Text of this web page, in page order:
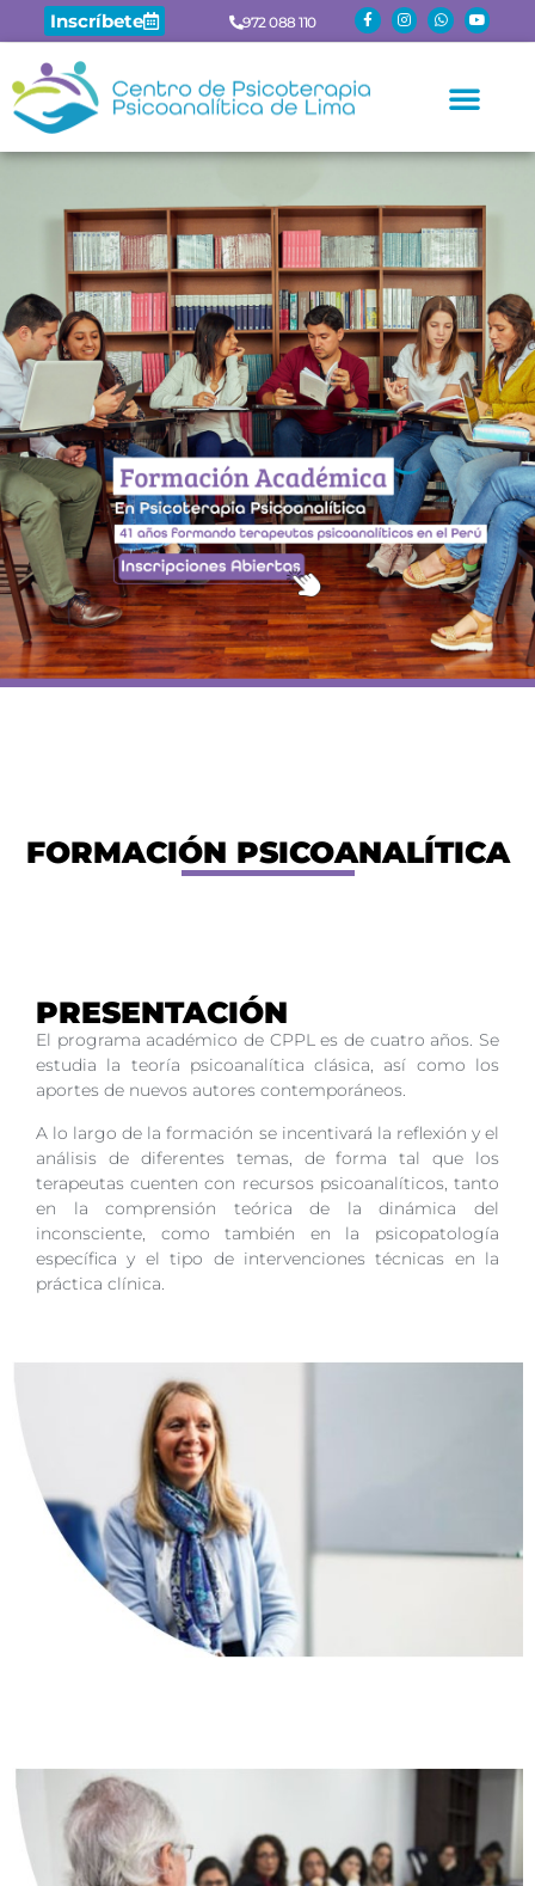
Inscríbete 972 088 110
FORMACIÓN PSICOANALÍTICA
PRESENTACIÓN
El programa académico de CPPL es de cuatro años. Se
estudia la teoría psicoanalítica clásica, así como los
aportes de nuevos autores contemporáneos.
A lo largo de la formación se incentivará la reflexión y el
análisis de diferentes temas, de forma tal que los
terapeutas cuenten con recursos psicoanalíticos, tanto
en la comprensión teórica de la dinámica del
inconsciente, como también en la psicopatología
específica y el tipo de intervenciones técnicas en la
práctica clínica.